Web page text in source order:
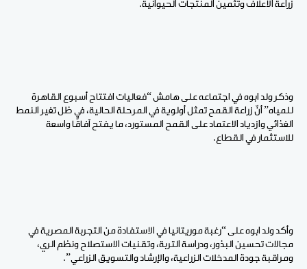
زراعة الأعلاف وتثمين المنتجات الحيوانية.
وذكر ولد ابوه في اجتماعه على هامش “فعاليات افتتاح أسبوع القاهرة
للمياه” أنّ زراعة القمح تمثل أولوية في المرحلة الحالية، في ظل تغير النمط
الغذائي وازدياد الاعتماد على القمح المستورد، ما يفتح آفاقًا واسعة
للاستثمار في القطاع.
وأكد ولد ابوه على “رغبة موريتانيا في الاستفادة من التجربة المصرية في
مجالات تحسين البذور، ودراسة التربة، وتقنيات الاستصلاح ونظم الري،
ومراقبة جودة المدخلات الزراعية، والإرشاد والتسويق الزراعي”.